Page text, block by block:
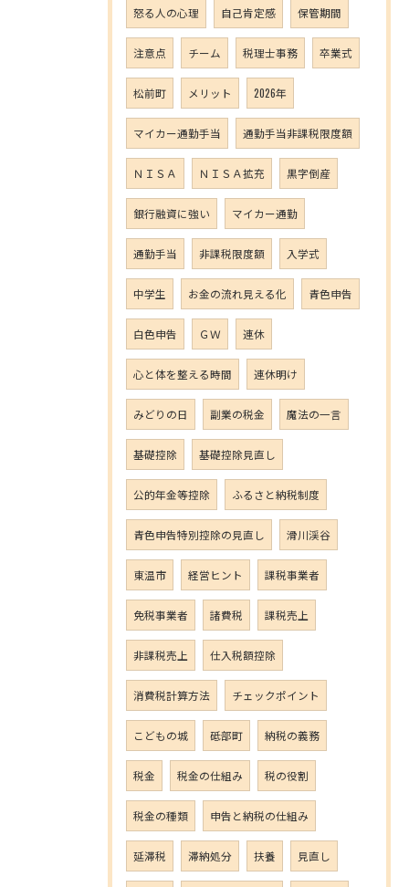
怒る人の心理 自己肯定感 保管期間
注意点 チーム 税理士事務 卒業式
松前町 メリット 2026年
マイカー通勤手当 通勤手当非課税限度額
ＮＩＳＡ ＮＩＳＡ拡充 黒字倒産
銀行融資に強い マイカー通勤
通勤手当 非課税限度額 入学式
中学生 お金の流れ見える化 青色申告
白色申告 ＧＷ 連休
心と体を整える時間 連休明け
みどりの日 副業の税金 魔法の一言
基礎控除 基礎控除見直し
公的年金等控除 ふるさと納税制度
青色申告特別控除の見直し 滑川渓谷
東温市 経営ヒント 課税事業者
免税事業者 諸費税 課税売上
非課税売上 仕入税額控除
消費税計算方法 チェックポイント
こどもの城 砥部町 納税の義務
税金 税金の仕組み 税の役割
税金の種類 申告と納税の仕組み
延滞税 滞納処分 扶養 見直し